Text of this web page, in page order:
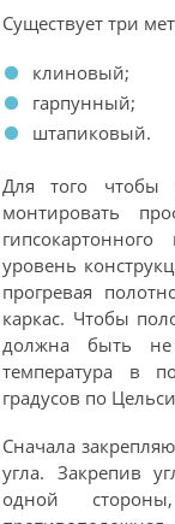
Существует три
клиновый;
гарпунный;
штапиковый.
Для того чтобы
монтировать
уровень
прогревая
каркас. Чтобы
должна быть
температура в
градусов по
Сначала
угла. Закрепив
одной